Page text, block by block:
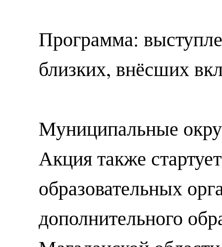
Программа:
близких, внёсших
Муниципальные
Акция также
образовательных
дополнительного